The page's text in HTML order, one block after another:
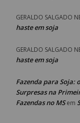
GERALDO SALGADO
haste em soja
GERALDO SALGADO
haste em soja
Fazenda para Soja:
Surpresas na
Fazendas no MSem